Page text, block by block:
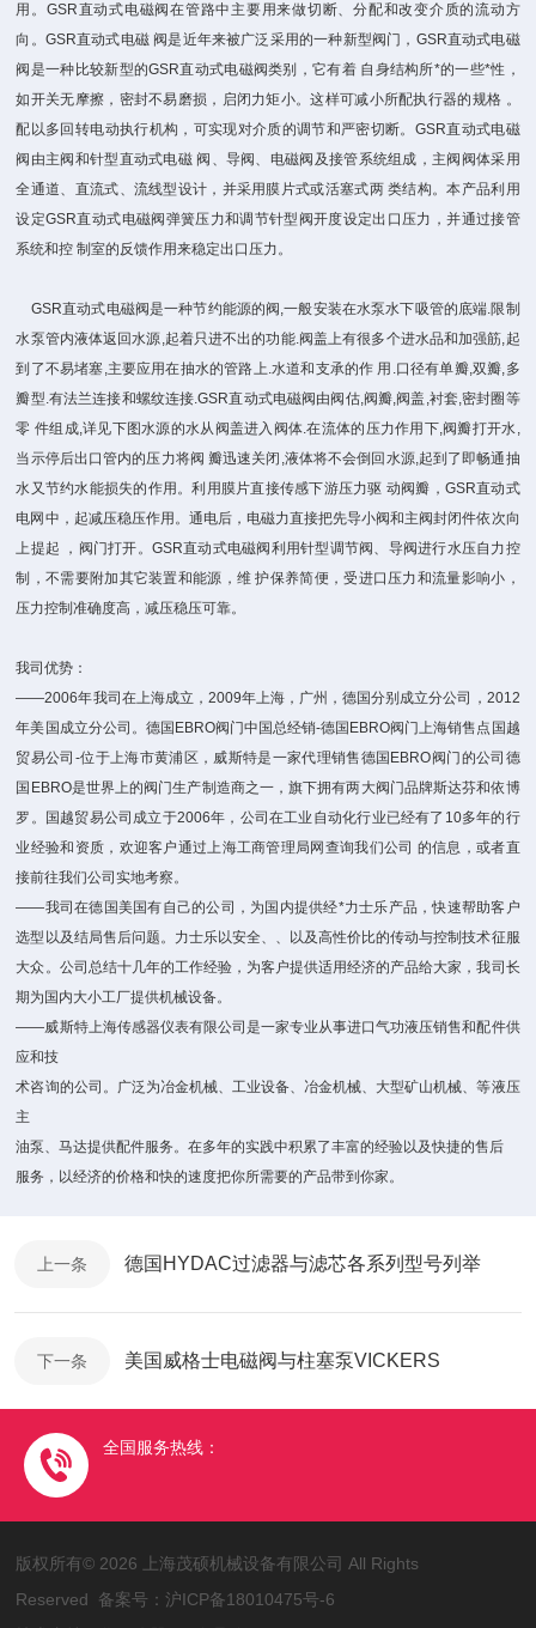
用。GSR直动式电磁阀在管路中主要用来做切断、分配和改变介质的流动方
向。GSR直动式电磁 阀是近年来被广泛采用的一种新型阀门，GSR直动式电磁
阀是一种比较新型的GSR直动式电磁阀类别，它有着 自身结构所*的一些*性，
如开关无摩擦，密封不易磨损，启闭力矩小。这样可减小所配执行器的规格 。
配以多回转电动执行机构，可实现对介质的调节和严密切断。GSR直动式电磁
阀由主阀和针型直动式电磁 阀、导阀、电磁阀及接管系统组成，主阀阀体采用
全通道、直流式、流线型设计，并采用膜片式或活塞式两 类结构。本产品利用
设定GSR直动式电磁阀弹簧压力和调节针型阀开度设定出口压力，并通过接管
系统和控 制室的反馈作用来稳定出口压力。
GSR直动式电磁阀是一种节约能源的阀,一般安装在水泵水下吸管的底端.限制
水泵管内液体返回水源,起着只进不出的功能.阀盖上有很多个进水品和加强筋,起
到了不易堵塞,主要应用在抽水的管路上.水道和支承的作 用.口径有单瓣,双瓣,多
瓣型.有法兰连接和螺纹连接.GSR直动式电磁阀由阀估,阀瓣,阀盖,衬套,密封圈等
零 件组成,详见下图水源的水从阀盖进入阀体.在流体的压力作用下,阀瓣打开水,
当示停后出口管内的压力将阀 瓣迅速关闭,液体将不会倒回水源,起到了即畅通抽
水又节约水能损失的作用。利用膜片直接传感下游压力驱 动阀瓣，GSR直动式
电网中，起减压稳压作用。通电后，电磁力直接把先导小阀和主阀封闭件依次向
上提起 ，阀门打开。GSR直动式电磁阀利用针型调节阀、导阀进行水压自力控
制，不需要附加其它装置和能源，维 护保养简便，受进口压力和流量影响小，
压力控制准确度高，减压稳压可靠。
我司优势：
——2006年我司在上海成立，2009年上海，广州，德国分别成立分公司，2012
年美国成立分公司。德国EBRO阀门中国总经销-德国EBRO阀门上海销售点国越
贸易公司-位于上海市黄浦区，威斯特是一家代理销售德国EBRO阀门的公司德
国EBRO是世界上的阀门生产制造商之一，旗下拥有两大阀门品牌斯达芬和依博
罗。国越贸易公司成立于2006年，公司在工业自动化行业已经有了10多年的行
业经验和资质，欢迎客户通过上海工商管理局网查询我们公司 的信息，或者直
接前往我们公司实地考察。
——我司在德国美国有自己的公司，为国内提供经*力士乐产品，快速帮助客户
选型以及结局售后问题。力士乐以安全、、以及高性价比的传动与控制技术征服
大众。公司总结十几年的工作经验，为客户提供适用经济的产品给大家，我司长
期为国内大小工厂提供机械设备。
——威斯特上海传感器仪表有限公司是一家专业从事进口气功液压销售和配件供
应和技
术咨询的公司。广泛为冶金机械、工业设备、冶金机械、大型矿山机械、等液压
主
油泵、马达提供配件服务。在多年的实践中积累了丰富的经验以及快捷的售后
服务，以经济的价格和快的速度把你所需要的产品带到你家。
上一条 德国HYDAC过滤器与滤芯各系列型号列举
下一条 美国威格士电磁阀与柱塞泵VICKERS
全国服务热线：
版权所有© 2026 上海茂硕机械设备有限公司 All Rights
Reserved 备案号：沪ICP备18010475号-6